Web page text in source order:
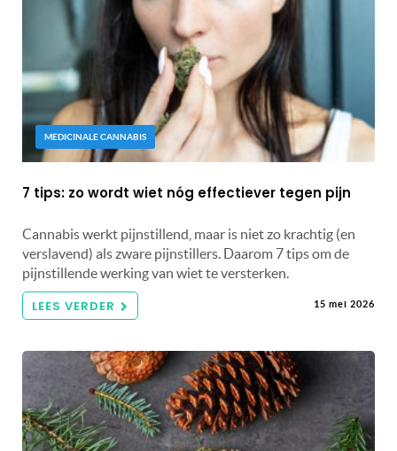
MEDICINALE CANNABIS
7 tips: zo wordt wiet nóg effectiever tegen pijn
Cannabis werkt pijnstillend, maar is niet zo krachtig (en
verslavend) als zware pijnstillers. Daarom 7 tips om de
pijnstillende werking van wiet te versterken.
LEES VERDER 15 mei 2026